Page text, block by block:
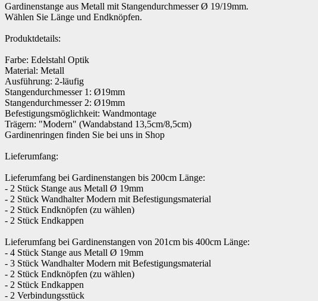
Gardinenstange aus Metall mit Stangendurchmesser Ø 19/19mm.
Wählen Sie Länge und Endknöpfen.
Produktdetails:
Farbe: Edelstahl Optik
Material: Metall
Ausführung: 2-läufig
Stangendurchmesser 1: Ø19mm
Stangendurchmesser 2: Ø19mm
Befestigungsmöglichkeit: Wandmontage
Trägern: "Modern" (Wandabstand 13,5cm/8,5cm)
Gardinenringen finden Sie bei uns in Shop
Lieferumfang:
Lieferumfang bei Gardinenstangen bis 200cm Länge:
- 2 Stück Stange aus Metall Ø 19mm
- 2 Stück Wandhalter Modern mit Befestigungsmaterial
- 2 Stück Endknöpfen (zu wählen)
- 2 Stück Endkappen
Lieferumfang bei Gardinenstangen von 201cm bis 400cm Länge:
- 4 Stück Stange aus Metall Ø 19mm
- 3 Stück Wandhalter Modern mit Befestigungsmaterial
- 2 Stück Endknöpfen (zu wählen)
- 2 Stück Endkappen
- 2 Verbindungsstück